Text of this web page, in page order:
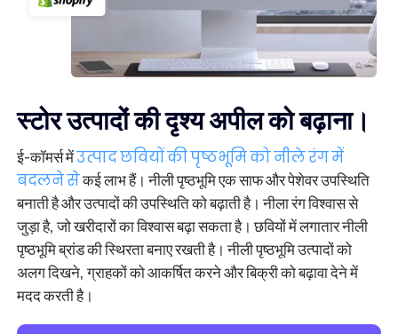
स्टोर उत्पादों की दृश्य अपील को बढ़ाना।
ई-कॉमर्स मेंउत्पाद छवियों की पृष्ठभूमि को नीले रंग में
बदलने सेकई लाभ हैं। नीली पृष्ठभूमि एक साफ और पेशेवर उपस्थिति
बनाती है और उत्पादों की उपस्थिति को बढ़ाती है। नीला रंग विश्वास से
जुड़ा है, जो खरीदारों का विश्वास बढ़ा सकता है। छवियों में लगातार नीली
पृष्ठभूमि ब्रांड की स्थिरता बनाए रखती है। नीली पृष्ठभूमि उत्पादों को
अलग दिखने, ग्राहकों को आकर्षित करने और बिक्री को बढ़ावा देने में
मदद करती है।